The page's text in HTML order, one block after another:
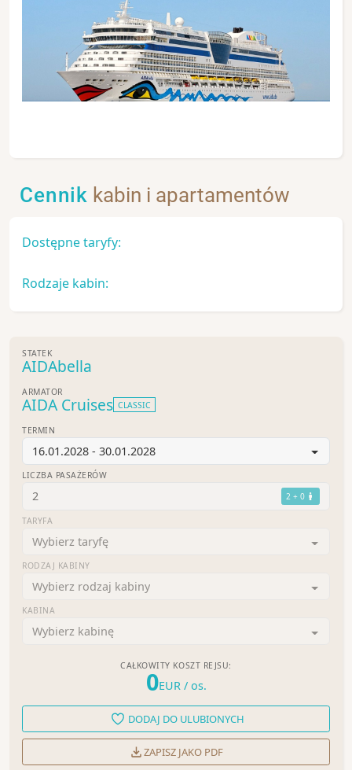
Cennik kabin i apartamentów
Dostępne taryfy:
Rodzaje kabin:
STATEK
AIDAbella
ARMATOR
AIDA Cruises CLASSIC
TERMIN
16.01.2028 - 30.01.2028
LICZBA PASAŻERÓW
2 2 + 0
TARYFA
Wybierz taryfę
RODZAJ KABINY
Wybierz rodzaj kabiny
KABINA
Wybierz kabinę
CAŁKOWITY KOSZT REJSU:
0EUR / os.
DODAJ DO ULUBIONYCH
ZAPISZ JAKO PDF